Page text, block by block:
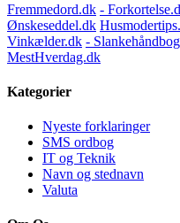
Fremmedord.dk -
Ønskeseddel.dk
Vinkælder.dk -
MestHverdag.dk
Kategorier
Nyeste forklaringer
SMS ordbog
IT og Teknik
Navn og stednavn
Valuta